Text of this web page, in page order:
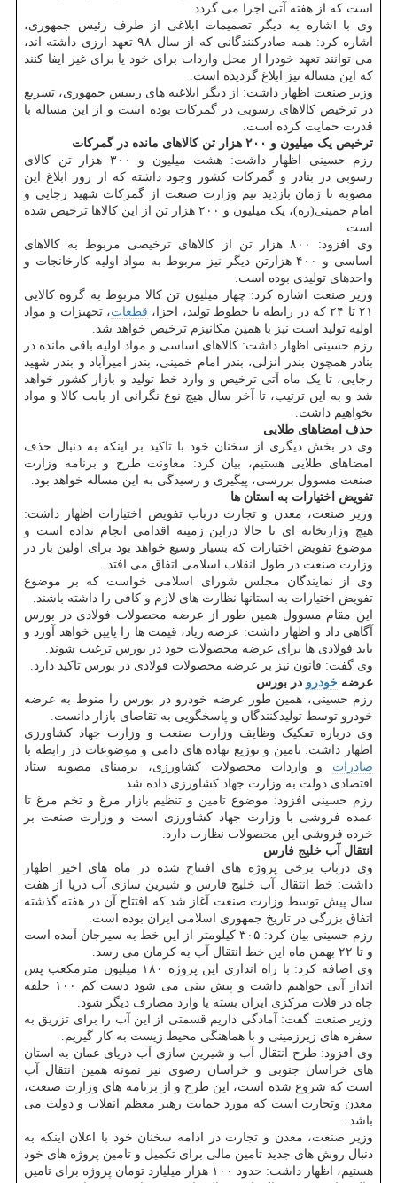
است که از هفته آتی اجرا می گردد.
وی با اشاره به دیگر تصمیمات ابلاغی از طرف رئیس جمهوری،
اشاره کرد: همه صادرکنندگانی که از سال ۹۸ تعهد ارزی داشته اند،
می توانند تعهد خودرا از محل واردات برای خود یا برای غیر ایفا کنند
که این مساله نیز ابلاغ گردیده است.
وزیر صنعت اظهار داشت: از دیگر ابلاغیه های ریییس جمهوری، تسریع
در ترخیص کالاهای رسوبی در گمرکات بوده است و از این مساله با
قدرت حمایت کرده است.
ترخیص یک میلیون و ۲۰۰ هزار تن کالاهای مانده در گمرکات
رزم حسینی اظهار داشت: هشت میلیون و ۳۰۰ هزار تن کالای
رسوبی در بنادر و گمرکات کشور وجود داشته که از روز ابلاغ این
مصوبه تا زمان بازدید تیم وزارت صنعت از گمرکات شهید رجایی و
امام خمینی(ره)، یک میلیون و ۲۰۰ هزار تن از این کالاها ترخیص شده
است.
وی افزود: ۸۰۰ هزار تن از کالاهای ترخیصی مربوط به کالاهای
اساسی و ۴۰۰ هزارتن دیگر نیز مربوط به مواد اولیه کارخانجات و
واحدهای تولیدی بوده است.
وزیر صنعت اشاره کرد: چهار میلیون تن کالا مربوط به گروه کالایی
۲۱ تا ۲۴ که در رابطه با خطوط تولید، اجزا،
قطعات، تجهیزات و مواد
اولیه تولید است نیز با همین مکانیزم ترخیص خواهد شد.
رزم حسینی اظهار داشت: کالاهای اساسی و مواد اولیه باقی مانده در
بنادر همچون بندر انزلی، بندر امام خمینی، بندر امیرآباد و بندر شهید
رجایی، تا یک ماه آتی ترخیص و وارد خط تولید و بازار کشور خواهد
شد و به این ترتیب، تا آخر سال هیچ نوع نگرانی از بابت کالا و مواد
نخواهیم داشت.
حذف امضاهای طلایی
وی در بخش دیگری از سخنان خود با تاکید بر اینکه به دنبال حذف
امضاهای طلایی هستیم، بیان کرد: معاونت طرح و برنامه وزارت
صنعت مسوول بررسی، پیگیری و رسیدگی به این مساله خواهد بود.
تفویض اختیارات به استان ها
وزیر صنعت، معدن و تجارت درباب تفویض اختیارات اظهار داشت:
هیچ وزارتخانه ای تا حالا دراین زمینه اقدامی انجام نداده است و
موضوع تفویض اختیارات که بسیار وسیع خواهد بود برای اولین بار در
وزارت صنعت در طول انقلاب اسلامی اتفاق می افتد.
وی از نمایندگان مجلس شورای اسلامی خواست که بر موضوع
تفویض اختیارات به استانها نظارت های لازم و کافی را داشته باشند.
این مقام مسوول همین طور از عرضه محصولات فولادی در بورس
آگاهی داد و اظهار داشت: عرضه زیاد، قیمت ها را پایین خواهد آورد و
باید فولادی ها برای عرضه محصولات خود در بورس ترغیب شوند.
وی گفت: قانون نیز بر عرضه محصولات فولادی در بورس تاکید دارد.
عرضه خودرو در بورس
رزم حسینی، همین طور عرضه خودرو در بورس را منوط به عرضه
خودرو توسط تولیدکنندگان و پاسخگویی به تقاضای بازار دانست.
وی درباره تفکیک وظایف وزارت صنعت و وزارت جهاد کشاورزی
اظهار داشت: تامین و توزیع نهاده های دامی و موضوعات در رابطه با
صادرات و واردات محصولات کشاورزی، برمبنای مصوبه ستاد
اقتصادی دولت به وزارت جهاد کشاورزی داده شد.
رزم حسینی افزود: موضوع تامین و تنظیم بازار مرغ و تخم مرغ تا
عمده فروشی با وزارت جهاد کشاورزی است و وزارت صنعت بر
خرده فروشی این محصولات نظارت دارد.
انتقال آب خلیج فارس
وی درباب برخی پروژه های افتتاح شده در ماه های اخیر اظهار
داشت: خط انتقال آب خلیج فارس و شیرین سازی آب دریا از هفت
سال پیش توسط وزارت صنعت آغاز شد که افتتاح آن در هفته گذشته
اتفاق بزرگی در تاریخ جمهوری اسلامی ایران بوده است.
رزم حسینی بیان کرد: ۳۰۵ کیلومتر از این خط به سیرجان آمده است
و تا ۲۲ بهمن ماه این خط انتقال آب به کرمان می رسد.
وی اضافه کرد: با راه اندازی این پروژه ۱۸۰ میلیون مترمکعب پس
انداز آبی خواهیم داشت و پیش بینی می شود دست کم ۱۰۰ حلقه
چاه در فلات مرکزی ایران بسته یا وارد مصارف دیگر شود.
وزیر صنعت گفت: آمادگی داریم قسمتی از این آب را برای تزریق به
سفره های زیرزمینی و با هماهنگی محیط زیست به کار گیریم.
وی افزود: طرح انتقال آب و شیرین سازی آب دریای عمان به استان
های خراسان جنوبی و خراسان رضوی نیز نمونه همین انتقال آب
است که شروع شده است، این طرح و از برنامه های وزارت صنعت،
معدن وتجارت است که مورد حمایت رهبر معظم انقلاب و دولت می
باشد.
وزیر صنعت، معدن و تجارت در ادامه سخنان خود با اعلان اینکه به
دنبال روش های جدید تامین مالی برای تکمیل و تامین پروژه های خود
هستیم، اظهار داشت: حدود ۱۰۰ هزار میلیارد تومان پروژه برای تامین